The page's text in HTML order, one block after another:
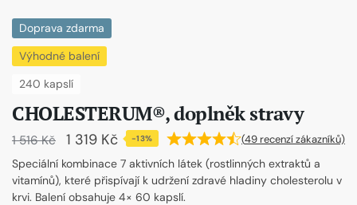
Doprava zdarma
Výhodné balení
240 kapslí
CHOLESTERUM®, doplněk stravy
1 516Kč 1 319 Kč (49 recenzí zákazníků)
-13%
Speciální kombinace 7 aktivních látek (rostlinných extraktů a
vitamínů), které přispívají k udržení zdravé hladiny cholesterolu v
krvi. Balení obsahuje 4× 60 kapslí.